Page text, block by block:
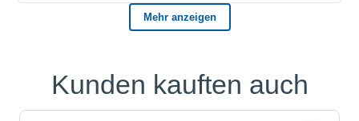
Produktgalerie überspringen
Kunden kauften auch